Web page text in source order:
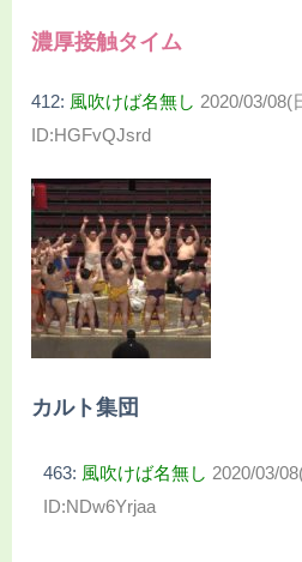
濃厚接触タイム
412: 風吹けば名無し 2020/03/08(
ID:HGFvQJsrd
カルト集団
463: 風吹けば名無し 2020/03/
ID:NDw6Yrjaa